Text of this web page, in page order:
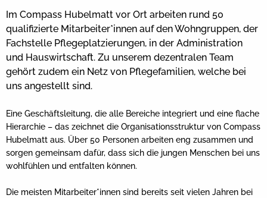
Im Compass Hubelmatt vor Ort arbeiten rund 50
qualifizierte Mitarbeiter*innen auf den Wohngruppen, der
Fachstelle Pflegeplatzierungen, in der Administration
und Hauswirtschaft. Zu unserem dezentralen Team
gehört zudem ein Netz von Pflegefamilien, welche bei
uns angestellt sind.
Eine Geschäftsleitung, die alle Bereiche integriert und eine flache
Hierarchie – das zeichnet die Organisationsstruktur von Compass
Hubelmatt aus. Über 50 Personen arbeiten eng zusammen und
sorgen gemeinsam dafür, dass sich die jungen Menschen bei uns
wohlfühlen und entfalten können.
Die meisten Mitarbeiter*innen sind bereits seit vielen Jahren bei